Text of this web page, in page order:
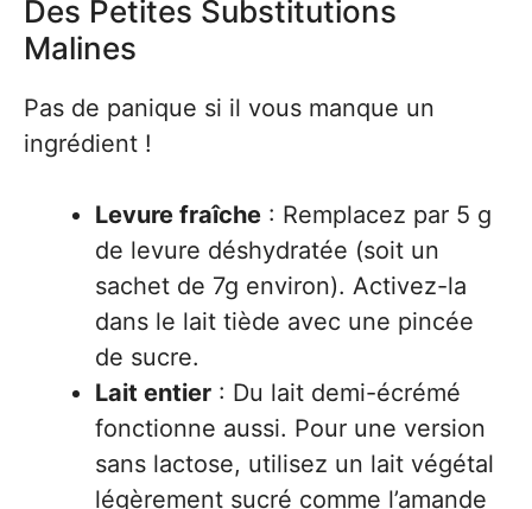
Des Petites Substitutions
Malines
Pas de panique si il vous manque un
ingrédient !
Levure fraîche : Remplacez par 5 g
de levure déshydratée (soit un
sachet de 7g environ). Activez-la
dans le lait tiède avec une pincée
de sucre.
Lait entier : Du lait demi-écrémé
fonctionne aussi. Pour une version
sans lactose, utilisez un lait végétal
légèrement sucré comme l’amande